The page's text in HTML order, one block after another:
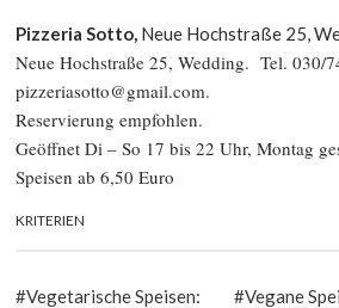
Pizzeria Sotto,Neue Hochstraße 25,
Neue Hochstraße 25, Wedding. Tel. 030/
pizzeriasotto@gmail.com.
Reservierung empfohlen.
Geöffnet Di – So 17 bis 22 Uhr, Montag
Speisen ab 6,50 Euro
KRITERIEN
Vegetarische Speisen: Vegane